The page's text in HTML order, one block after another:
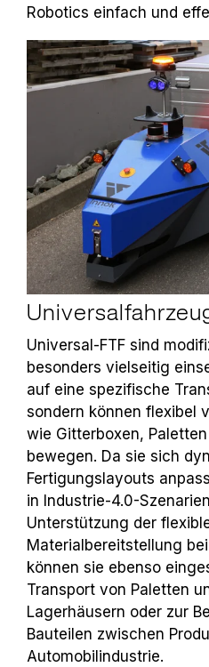
Robotics einfach und
Universal-FTF sind
besonders vielseitig
auf eine spezifische
sondern können flexibel
wie Gitterboxen,
bewegen. Da sie sich
Fertigungslayouts
in Industrie-4.0-
Unterstützung der
Materialbereitstellung
können sie ebenso
Transport von Paletten
Lagerhäusern oder zur
Bauteilen zwischen
Automobilindustrie.